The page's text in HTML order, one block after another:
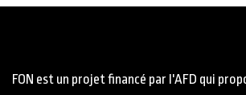
FON est un projet financé par l'AFD qui